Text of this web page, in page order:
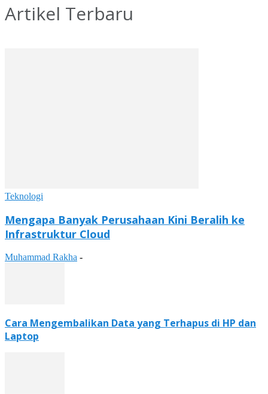
Artikel Terbaru
Teknologi
Mengapa Banyak Perusahaan Kini Beralih ke
Infrastruktur Cloud
Muhammad Rakha -
Cara Mengembalikan Data yang Terhapus di HP dan
Laptop